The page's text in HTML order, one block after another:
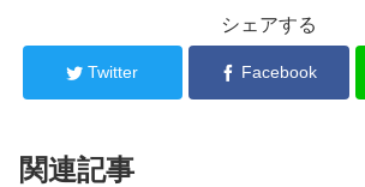
シェアする
Twitter Facebook
関連記事